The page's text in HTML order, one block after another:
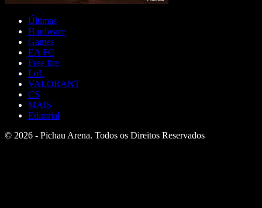
Últimas
Hardware
Games
EA FC
Free fire
LoL
VALORANT
CS
MAIS
Editorial
© 2026 - Pichau Arena. Todos os Direitos Reservados